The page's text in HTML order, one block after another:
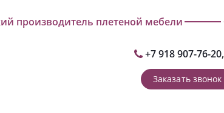
производитель плетеной мебели
+7 918 907-76-20,
Заказать звонок